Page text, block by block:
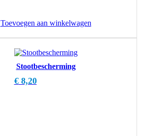
Toevoegen aan winkelwagen
Stootbescherming
€8,20